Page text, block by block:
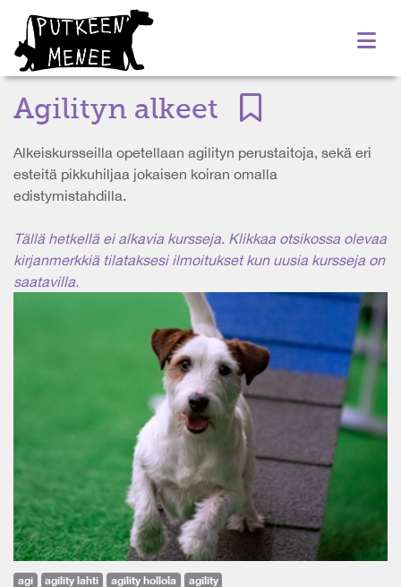
Agilityn alkeet
Alkeiskursseilla opetellaan agilityn perustaitoja, sekä eri
esteitä pikkuhiljaa jokaisen koiran omalla
edistymistahdilla.
Tällä hetkellä ei alkavia kursseja. Klikkaa otsikossa olevaa
kirjanmerkkiä tilataksesi ilmoitukset kun uusia kursseja on
saatavilla.
agi agility lahti agility hollola agility